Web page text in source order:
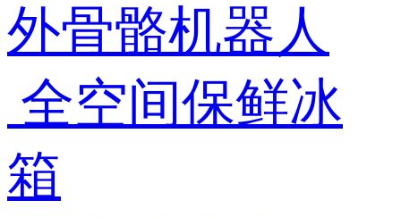
外骨骼机器人
全空间保鲜冰
箱